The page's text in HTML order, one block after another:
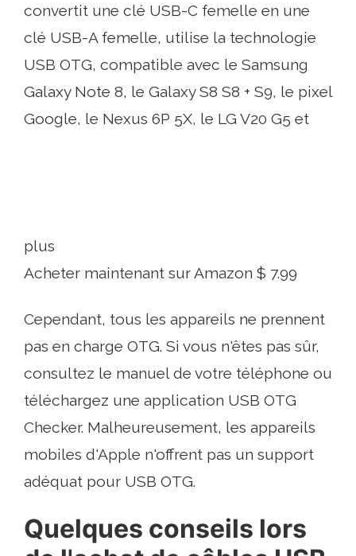
convertit une clé USB-C femelle en une
clé USB-A femelle, utilise la technologie
USB OTG, compatible avec le Samsung
Galaxy Note 8, le Galaxy S8 S8 + S9, le pixel
Google, le Nexus 6P 5X, le LG V20 G5 et
plus
Acheter maintenant sur Amazon $ 7.99
Cependant, tous les appareils ne prennent
pas en charge OTG. Si vous n'êtes pas sûr,
consultez le manuel de votre téléphone ou
téléchargez une application USB OTG
Checker. Malheureusement, les appareils
mobiles d'Apple n'offrent pas un support
adéquat pour USB OTG.
Quelques conseils lors